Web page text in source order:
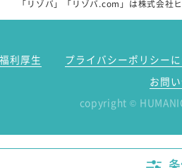
「リゾバ」「リゾバ.com」は株式会社
福利厚生 プライバシーポリシー
お問
copyright ©